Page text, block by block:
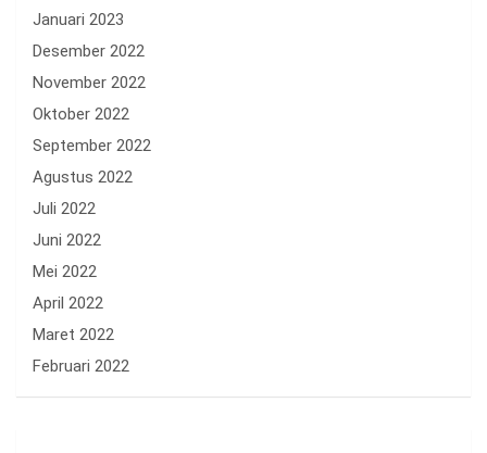
Januari 2023
Desember 2022
November 2022
Oktober 2022
September 2022
Agustus 2022
Juli 2022
Juni 2022
Mei 2022
April 2022
Maret 2022
Februari 2022